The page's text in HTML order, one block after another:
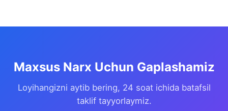
Maxsus Narx Uchun Gaplashamiz
Loyihangizni aytib bering, 24 soat ichida batafsil
taklif tayyorlaymiz.